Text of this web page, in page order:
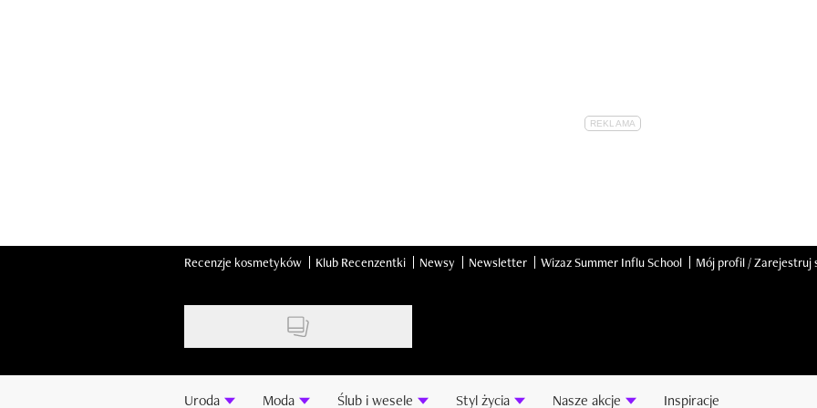
Recenzje kosmetyków Klub Recenzentki Newsy Newsletter Wizaz Summer Influ School Mój profil / Zarejestruj
Uroda Moda Ślub i wesele Styl życia Nasze akcje Inspiracje